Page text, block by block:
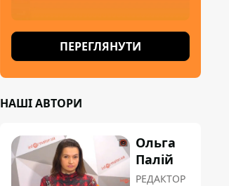
ПЕРЕГЛЯНУТИ
НАШІ АВТОРИ
Ольга
Палій
РЕДАКТОР